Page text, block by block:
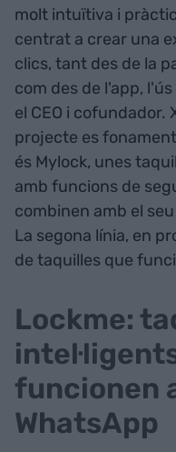
molt intuïtiva i
centrat a crear una
clics, tant des de la
com des de l'app,
el CEO i cofundador.
projecte es
és Mylock, unes
amb funcions de
combinen amb el seu
La segona línia, en
de taquilles que
Lockme:
funcionen
WhatsApp